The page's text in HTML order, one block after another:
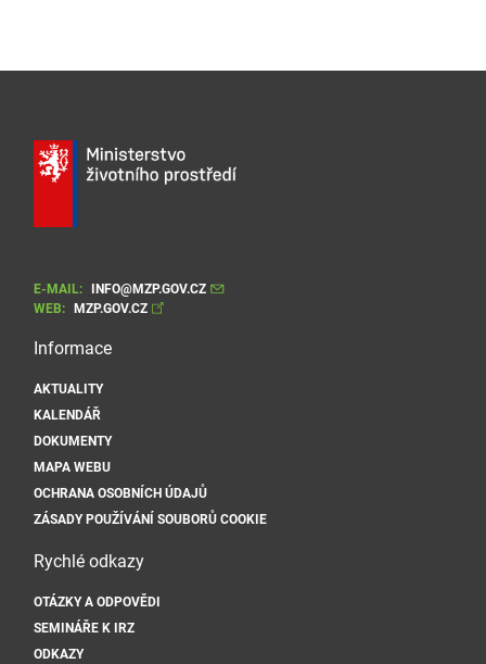
E-MAIL:
INFO@MZP.GOV.CZ
WEB:
MZP.GOV.CZ
Informace
AKTUALITY
KALENDÁŘ
DOKUMENTY
MAPA WEBU
OCHRANA OSOBNÍCH ÚDAJŮ
ZÁSADY POUŽÍVÁNÍ SOUBORŮ COOKIE
Rychlé odkazy
OTÁZKY A ODPOVĚDI
SEMINÁŘE K IRZ
ODKAZY